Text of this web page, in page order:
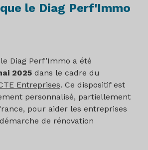
le Diag Perf'Immo
Diag Perf’Immo a été
2025 dans le cadre du
Entreprises. Ce dispositif est
personnalisé, partiellement
pour aider les entreprises
de rénovation